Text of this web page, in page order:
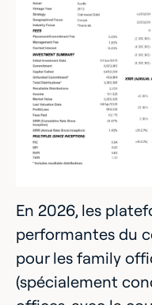
En 2026, les
performantes du
pour les family
(spécialement